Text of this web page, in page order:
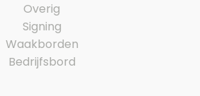
Overig
Signing
Waakborden
Bedrijfsbord